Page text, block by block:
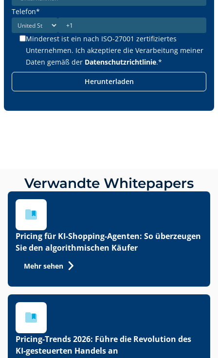
Telefon*
Minderest ist ein nach ISO-27001 zertifiziertes
Unternehmen. Ich akzeptiere die Verarbeitung meiner
Daten gemäß der Datenschutzrichtlinie.*
Verwandte Whitepapers
Pricing für KI-Shopping-Agenten: So überzeugen
Sie den algorithmischen Käufer
Mehr sehen
Pricing-Trends 2026: Führe die Revolution des
KI-gesteuerten Handels an
Auf dieser Website verwenden
wir Cookies:
Bei Minderest verwenden wir eigene
und Drittanbieter-Cookies und/oder